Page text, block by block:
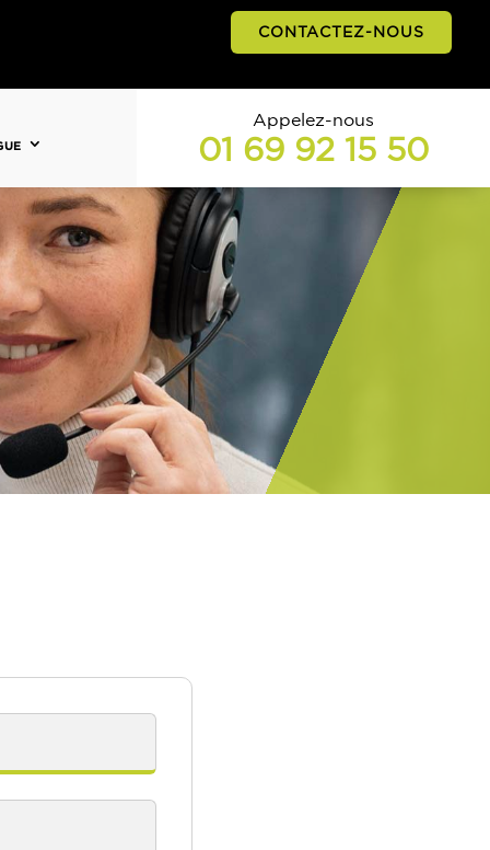
CONTACTEZ-NOUS
Appelez-nous
01 69 92 15 50